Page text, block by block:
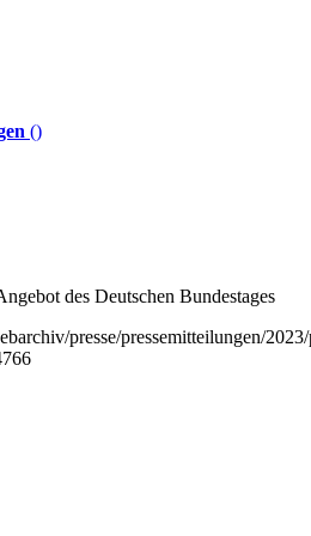
()
des Deutschen Bundestages
presse/pressemitteilungen/